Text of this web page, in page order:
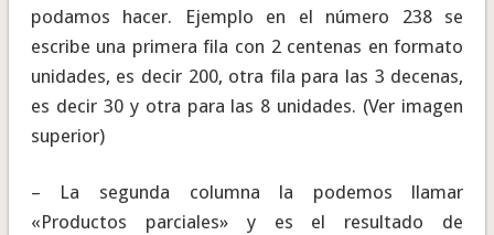
podamos hacer. Ejemplo en el número 238 se
escribe una primera fila con 2 centenas en formato
unidades, es decir 200, otra fila para las 3 decenas,
es decir 30 y otra para las 8 unidades. (Ver imagen
superior)
– La segunda columna la podemos llamar
«Productos parciales» y es el resultado de